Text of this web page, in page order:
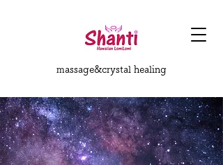
massage&crystal healing